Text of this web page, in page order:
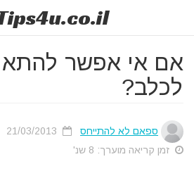
4u.co.il
אם אי אפשר
לכלב?
ספאם לא להתייחס
זמן קריאה מוערך: 8 שנ'